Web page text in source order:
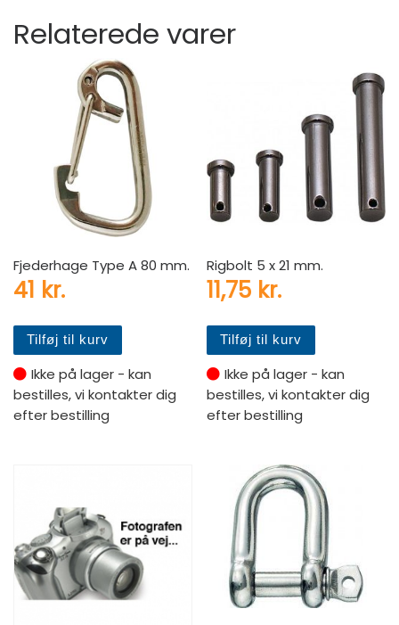
Relaterede varer
Fjederhage Type A 80 mm.
41 kr.
Tilføj til kurv
Ikke på lager - kan
bestilles, vi kontakter dig
efter bestilling
Rigbolt 5 x 21 mm.
11,75 kr.
Tilføj til kurv
Ikke på lager - kan
bestilles, vi kontakter dig
efter bestilling